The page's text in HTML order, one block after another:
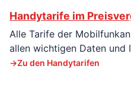
Handytarife im
Alle Tarife der
allen wichtigen Daten und
Zu den Handytarifen